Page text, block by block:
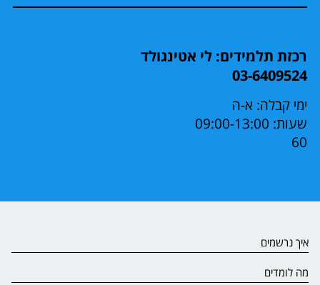
רכזת תלמידים: לי אטינגולד
03-6409524
ימי קבלה: א-ה
שעות: 09:00-13:00
60
איך נרשמים
מה לומדים